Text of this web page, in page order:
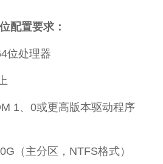
配置要求：
位处理器
1、0或更高版本驱动程序
（主分区，NTFS格式）